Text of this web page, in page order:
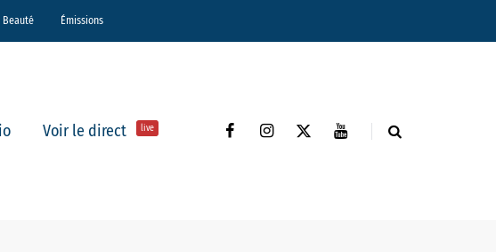
Beauté Émissions
Voir le direct live